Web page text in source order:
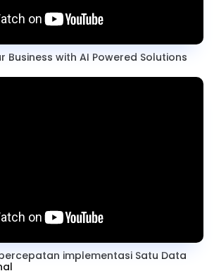
Business with AI Powered Solutions
implementasi Satu Data